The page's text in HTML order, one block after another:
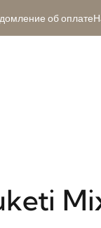
об оплате